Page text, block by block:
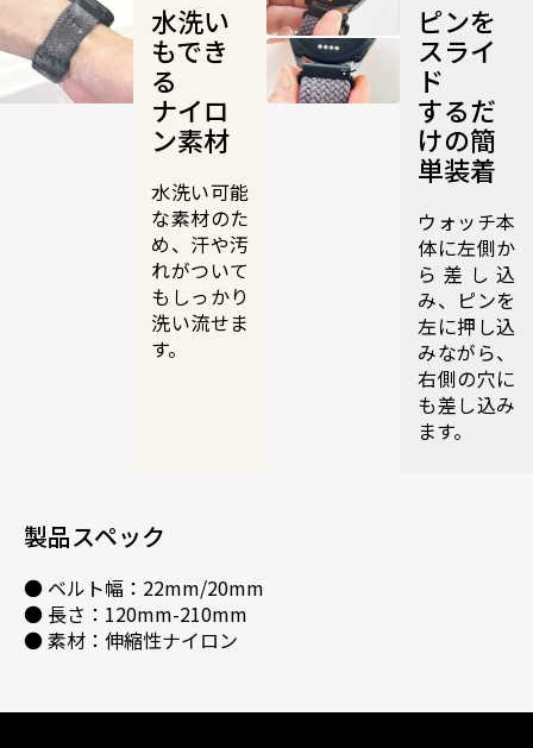
水洗い
もでき
る
ナイロ
ン素材
水洗い可能
な素材のた
め、汗や汚
れがついて
もしっかり
洗い流せま
す。
ピンを
スライ
ド
するだ
けの簡
単装着
ウォッチ本
体に左側か
ら差し込
み、ピンを
左に押し込
みながら、
右側の穴に
も差し込み
ます。
製品スペック
● ベルト幅：22mm/20mm
● 長さ：120mm-210mm
● 素材：伸縮性ナイロン